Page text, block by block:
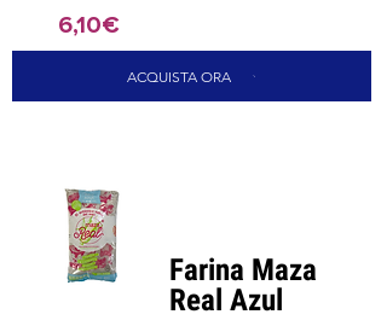
6,10€
ACQUISTA ORA
Farina Maza
Real Azul